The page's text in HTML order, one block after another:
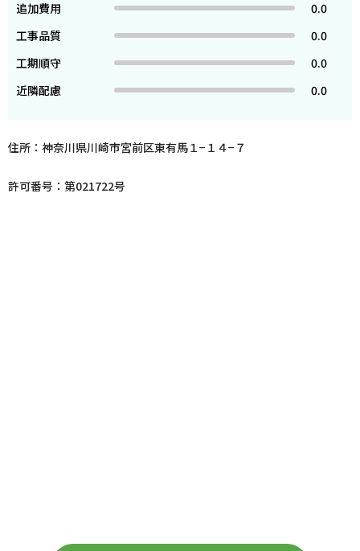
追加費用
0.0
工事品質
0.0
工期順守
0.0
近隣配慮
0.0
住所：神奈川県川崎市宮前区東有馬１−１４−７
許可番号：第021722号